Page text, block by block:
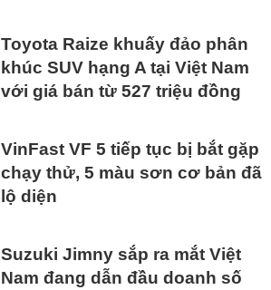
Toyota Raize khuấy đảo phân
khúc SUV hạng A tại Việt Nam
với giá bán từ 527 triệu đồng
VinFast VF 5 tiếp tục bị bắt gặp
chạy thử, 5 màu sơn cơ bản đã
lộ diện
Suzuki Jimny sắp ra mắt Việt
Nam đang dẫn đầu doanh số